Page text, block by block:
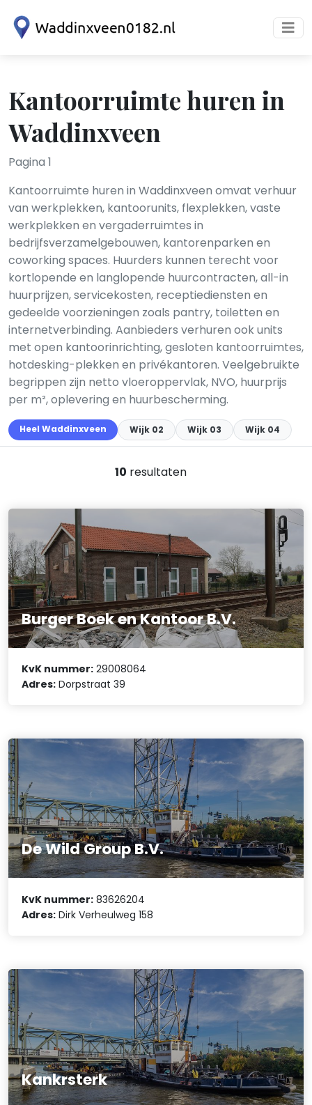
Kantoorruimte huren in
Waddinxveen
Pagina 1
Kantoorruimte huren in Waddinxveen omvat verhuur
van werkplekken, kantoorunits, flexplekken, vaste
werkplekken en vergaderruimtes in
bedrijfsverzamelgebouwen, kantorenparken en
coworking spaces. Huurders kunnen terecht voor
kortlopende en langlopende huurcontracten, all-in
huurprijzen, servicekosten, receptiediensten en
gedeelde voorzieningen zoals pantry, toiletten en
internetverbinding. Aanbieders verhuren ook units
met open kantoorinrichting, gesloten kantoorruimtes,
hotdesking-plekken en privékantoren. Veelgebruikte
begrippen zijn netto vloeroppervlak, NVO, huurprijs
per m², oplevering en huurbescherming.
Heel Waddinxveen Wijk 02 Wijk 03 Wijk 04
10 resultaten
Burger Boek en Kantoor B.V.
KvK nummer: 29008064
Adres: Dorpstraat 39
De Wild Group B.V.
KvK nummer: 83626204
Adres: Dirk Verheulweg 158
Kankrsterk